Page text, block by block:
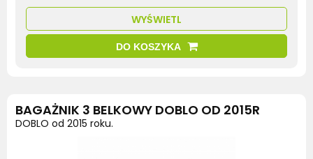
WYŚWIETL
DO KOSZYKA
BAGAŻNIK 3 BELKOWY DOBLO OD 2015R
DOBLO od 2015 roku.